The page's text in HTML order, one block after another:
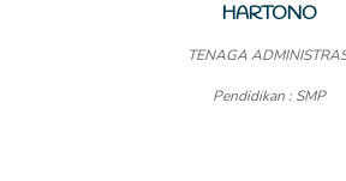
HARTONO
TENAGA
Pendidikan : SMP